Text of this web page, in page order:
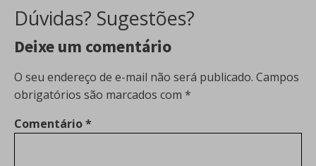
Dúvidas? Sugestões?
Deixe um comentário
O seu endereço de e-mail não será publicado. Campos
obrigatórios são marcados com *
Comentário*